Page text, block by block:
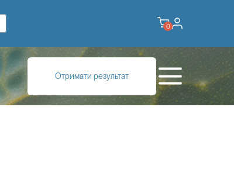
0
Отримати результат